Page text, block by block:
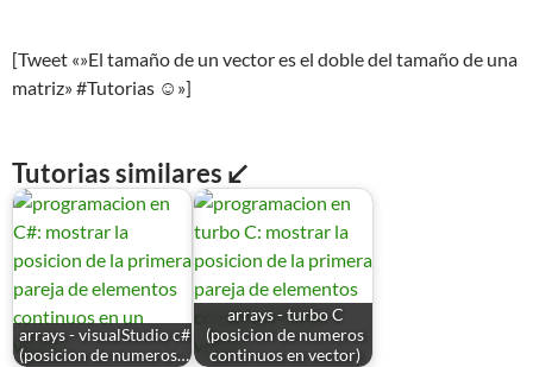
[Tweet «»El tamaño de un vector es el doble del tamaño de una
matriz» #Tutorias ☺»]
Tutorias similares ↙
arrays - visualStudio c#
(posicion de numeros…
arrays - turbo C
(posicion de numeros
continuos en vector)